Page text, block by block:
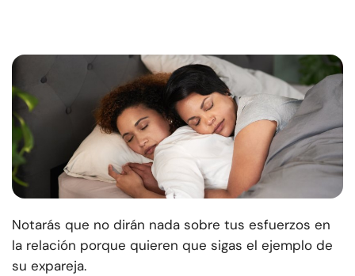
Notarás que no dirán nada sobre tus esfuerzos en
la relación porque quieren que sigas el ejemplo de
su expareja.